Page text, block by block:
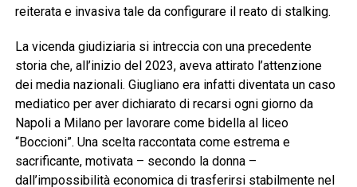
reiterata e invasiva tale da configurare il reato di stalking.
La vicenda giudiziaria si intreccia con una precedente
storia che, all’inizio del 2023, aveva attirato l’attenzione
dei media nazionali. Giugliano era infatti diventata un caso
mediatico per aver dichiarato di recarsi ogni giorno da
Napoli a Milano per lavorare come bidella al liceo
“Boccioni”. Una scelta raccontata come estrema e
sacrificante, motivata – secondo la donna –
dall’impossibilità economica di trasferirsi stabilmente nel